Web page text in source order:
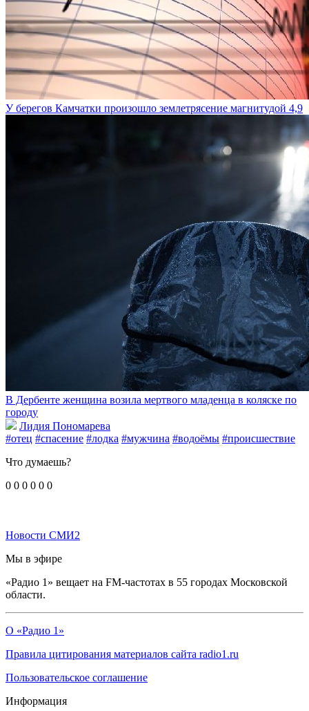
У берегов Камчатки произошло землетрясение магнитудой 4,9
В Дербенте женщина возила мертвого младенца в коляске по
городу
Лидия Пономарева
#отец #спасение #лодка #мужчина #водоёмы #происшествие
Что думаешь?
0 0 0 0 0 0
Новости СМИ2
Мы в эфире
«Радио 1» вещает на FM-частотах в 55 городах Московской
области.
О «Радио 1»
Правила цитирования материалов сайта radio1.ru
Пользовательское соглашение
Информация